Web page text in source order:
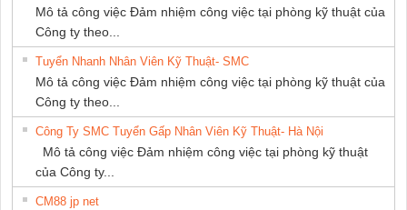
Mô tả công việc Đảm nhiệm công việc tại phòng kỹ thuật của
Công ty theo...
Tuyển Nhanh Nhân Viên Kỹ Thuật- SMC
Mô tả công việc Đảm nhiệm công việc tại phòng kỹ thuật của
Công ty theo...
Công Ty SMC Tuyển Gấp Nhân Viên Kỹ Thuật- Hà Nội
Mô tả công việc Đảm nhiệm công việc tại phòng kỹ thuật
của Công ty...
CM88 jp net